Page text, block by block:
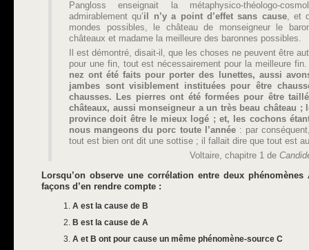
Pangloss enseignait la métaphysico-théologo-
admirablement qu’il n’y a point d’effet sans cause, et
mondes possibles, le château de monseigneur le
châteaux et madame la meilleure des baronnes possibles.
Il est démontré, disait-il, que les choses ne peuvent être
pour une fin, tout est nécessairement pour la meilleure
nez ont été faits pour porter des lunettes, aussi
jambes sont visiblement instituées pour être
chausses. Les pierres ont été formées pour être
châteaux, aussi monseigneur a un très beau château ;
province doit être le mieux logé ; et, les cochons
nous mangeons du porc toute l’année : par
tout est bien ont dit une sottise ; il fallait dire que tout est
Voltaire, chapitre 1 de
Lorsqu’on observe une corrélation entre deux
façons d’en rendre compte :
A est la cause de B
B est la cause de A
A et B ont pour cause un même phénomène-source C